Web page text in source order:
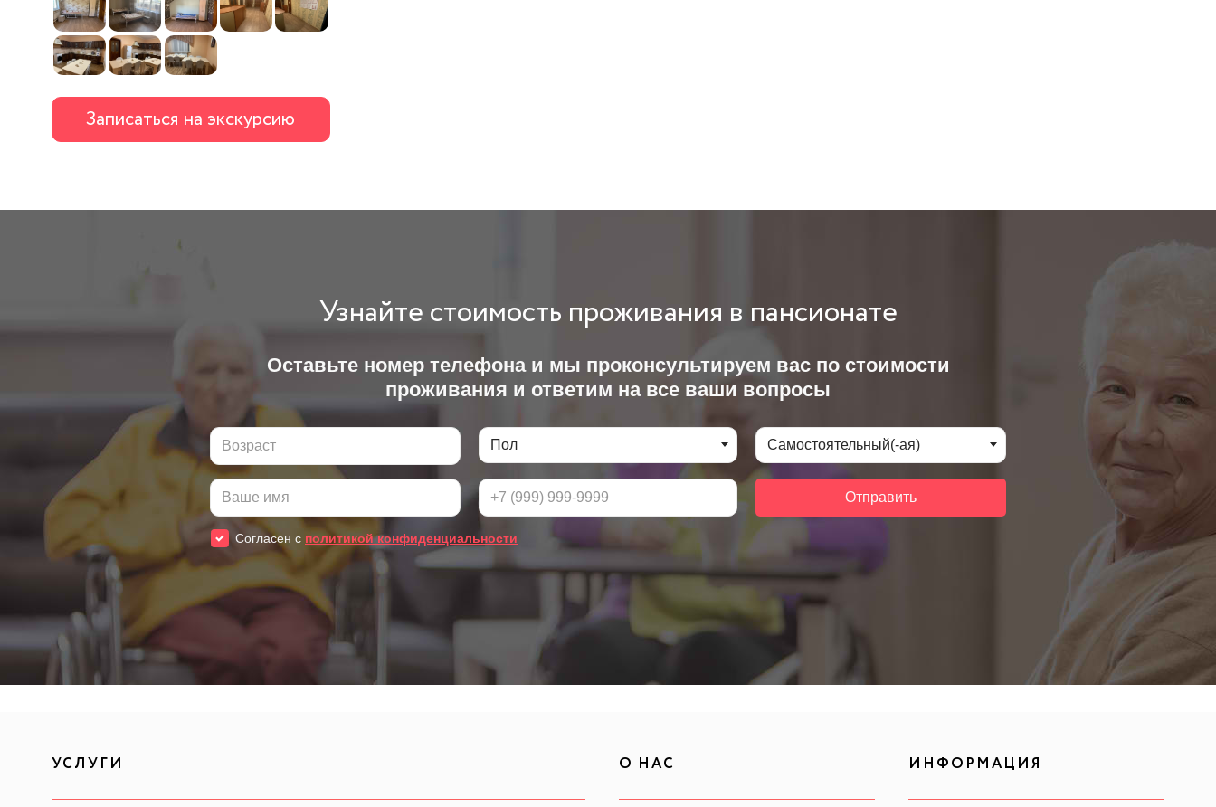
Записаться на экскурсию
Узнайте стоимость проживания в пансионате
УСЛУГИ О НАС ИНФОРМАЦИЯ